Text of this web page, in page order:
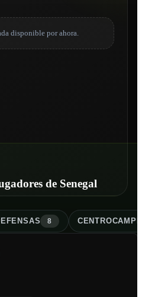
disponible por ahora.
de Senegal
S 8